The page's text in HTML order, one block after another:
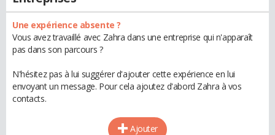
Une expérience absente ?
Vous avez travaillé avec Zahra dans une entreprise qui n'apparaît
pas dans son parcours ?
N'hésitez pas à lui suggérer d'ajouter cette expérience en lui
envoyant un message. Pour cela ajoutez d'abord Zahra à vos
contacts.
Ajouter